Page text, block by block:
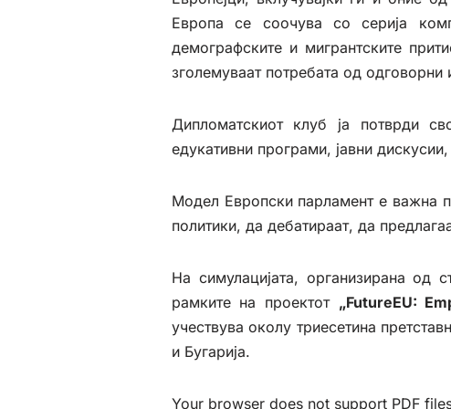
Европа се соочува со серија
демографските и мигрантските
зголемуваат потребата од
Дипломатскиот клуб ја потврди
едукативни програми, јавни
Модел Европски парламент е важна
политики, да дебатираат, да
На симулацијата, организирана од
рамките на проектот „FutureEU:
учествува околу триесетина
и Бугарија.
Your browser does not support PDF